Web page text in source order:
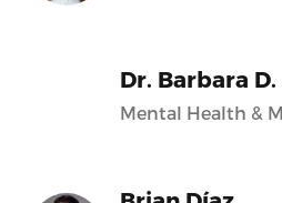
Dr. Barbara
Mental Health &